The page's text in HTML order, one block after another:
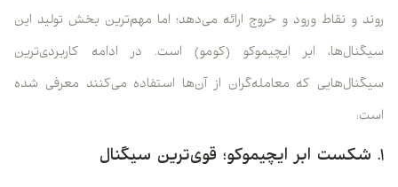
روند و نقاط ورود و خروج ارائه می‌دهد؛ اما مهم‌ترین بخش تولید این
سیگنال‌ها، ابر ایچیموکو (کومو) است. در ادامه کاربردی‌ترین
سیگنال‌هایی که معامله‌گران از آن‌ها استفاده می‌کنند معرفی شده
است:
۱. شکست ابر ایچیموکو؛ قوی‌ترین سیگنال